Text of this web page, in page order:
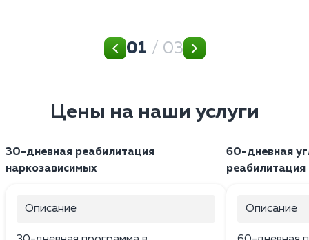
01 / 03
Цены на наши услуги
30-дневная реабилитация
наркозависимых
Описание
60-дневная
реабилитация
Описание